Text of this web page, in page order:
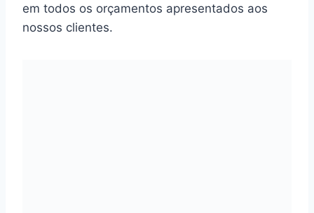
em todos os orçamentos apresentados aos
nossos clientes.